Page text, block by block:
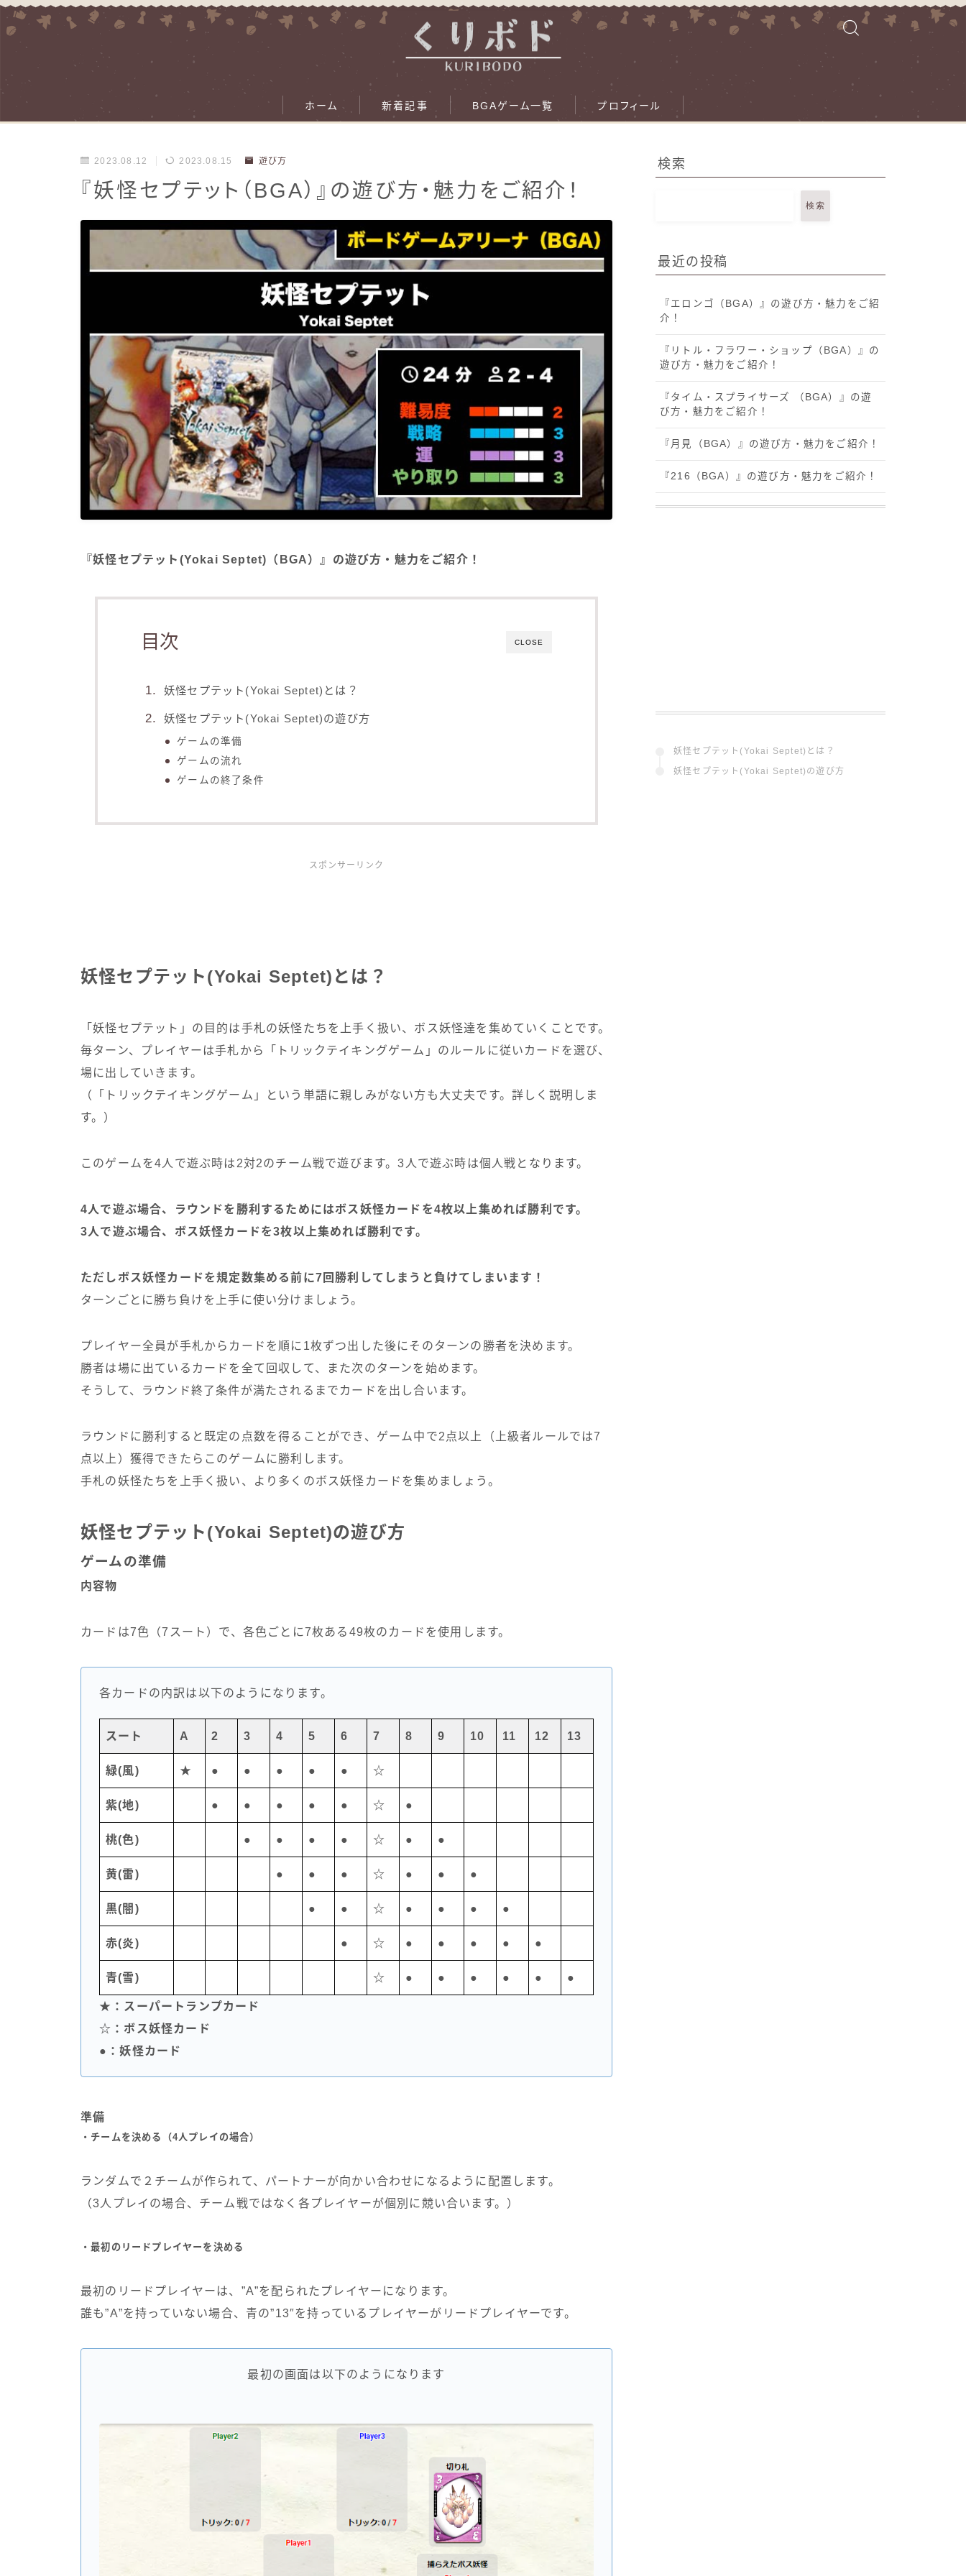
ホーム 新着記事 BGAゲーム一覧 プロフィール
2023.08.12 2023.08.15 遊び方
『妖怪セプテット（BGA）』の遊び方・魅力をご紹介！
『妖怪セプテット(Yokai Septet)（BGA）』の遊び方・魅力をご紹介！
CLOSE
目次
妖怪セプテット(Yokai Septet)とは？
妖怪セプテット(Yokai Septet)の遊び方
ゲームの準備
ゲームの流れ
ゲームの終了条件
スポンサーリンク
妖怪セプテット(Yokai Septet)とは？
「妖怪セプテット」の目的は手札の妖怪たちを上手く扱い、ボス妖怪達を集めていくことです。
毎ターン、プレイヤーは手札から「トリックテイキングゲーム」のルールに従いカードを選び、
場に出していきます。
（「トリックテイキングゲーム」という単語に親しみがない方も大丈夫です。詳しく説明しま
す。）
このゲームを4人で遊ぶ時は2対2のチーム戦で遊びます。3人で遊ぶ時は個人戦となります。
4人で遊ぶ場合、ラウンドを勝利するためにはボス妖怪カードを4枚以上集めれば勝利です。
3人で遊ぶ場合、ボス妖怪カードを3枚以上集めれば勝利です。
ただしボス妖怪カードを規定数集める前に7回勝利してしまうと負けてしまいます！
ターンごとに勝ち負けを上手に使い分けましょう。
プレイヤー全員が手札からカードを順に1枚ずつ出した後にそのターンの勝者を決めます。
勝者は場に出ているカードを全て回収して、また次のターンを始めます。
そうして、ラウンド終了条件が満たされるまでカードを出し合います。
ラウンドに勝利すると既定の点数を得ることができ、ゲーム中で2点以上（上級者ルールでは7
点以上）獲得できたらこのゲームに勝利します。
手札の妖怪たちを上手く扱い、より多くのボス妖怪カードを集めましょう。
妖怪セプテット(Yokai Septet)の遊び方
ゲームの準備
内容物
カードは7色（7スート）で、各色ごとに7枚ある49枚のカードを使用します。
各カードの内訳は以下のようになります。
スート A 2 3 4 5 6 7 8 9 10 11 12 13
緑(風) ★ ● ● ● ● ● ☆
紫(地) ● ● ● ● ● ☆ ●
桃(色) ● ● ● ● ☆ ● ●
黄(雷) ● ● ● ☆ ● ● ●
黒(闇) ● ● ☆ ● ● ● ●
赤(炎) ● ☆ ● ● ● ● ●
青(雪) ☆ ● ● ● ● ● ●
★：スーパートランプカード
☆：ボス妖怪カード
●：妖怪カード
準備
・チームを決める（4人プレイの場合）
ランダムで２チームが作られて、パートナーが向かい合わせになるように配置します。
（3人プレイの場合、チーム戦ではなく各プレイヤーが個別に競い合います。）
・最初のリードプレイヤーを決める
最初のリードプレイヤーは、”A”を配られたプレイヤーになります。
誰も”A”を持っていない場合、青の”13″を持っているプレイヤーがリードプレイヤーです。
最初の画面は以下のようになります
検索
検索
最近の投稿
『エロンゴ（BGA）』の遊び方・魅力をご紹
介！
『リトル・フラワー・ショップ（BGA）』の
遊び方・魅力をご紹介！
『タイム・スプライサーズ （BGA）』の遊
び方・魅力をご紹介！
『月見（BGA）』の遊び方・魅力をご紹介！
『216（BGA）』の遊び方・魅力をご紹介！
妖怪セプテット(Yokai Septet)とは？
妖怪セプテット(Yokai Septet)の遊び方